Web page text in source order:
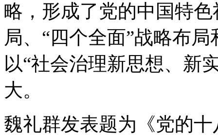
略，形成了党的中国特
局、“四个全面”战略布
以“社会治理新思想、新
大。
魏礼群发表题为《党的